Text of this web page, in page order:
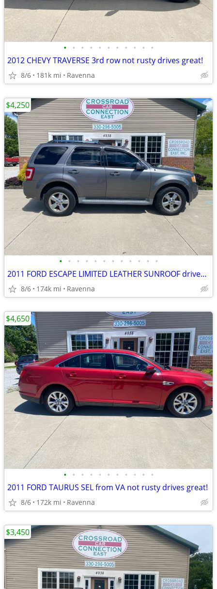
• • • • • • • • • • •
2012 CHEVY TRAVERSE 3rd row not rusty drives great!
8/6 181k mi Ravenna
• • • • • • • • • • • •
2011 FORD ESCAPE LIMITED LEATHER SUNROOF drives great!
8/6 174k mi Ravenna
$4,250
• • • • • • • • • • •
2011 FORD TAURUS SEL from VA not rusty drives great!
8/6 172k mi Ravenna
$4,650
$3,450